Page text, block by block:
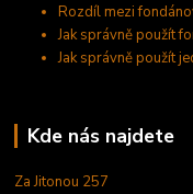
Rozdíl mezi
Jak správně použít
Jak správně použít
Kde nás najdete
Za Jitonou 257